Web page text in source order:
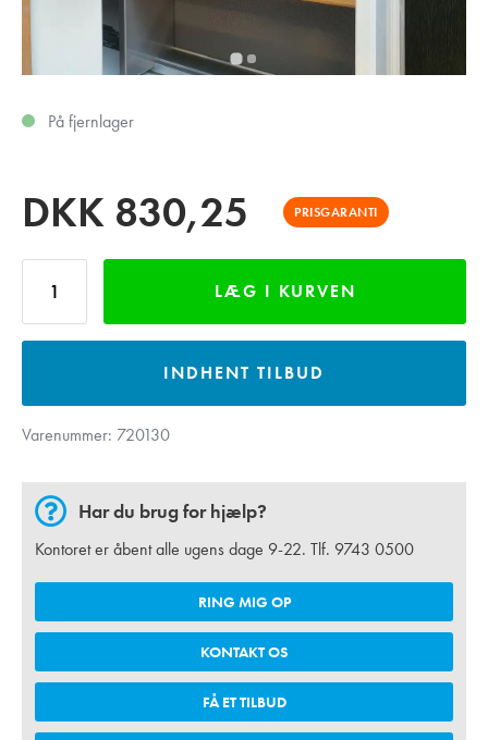
På fjernlager
DKK 830,25 PRISGARANTI
LÆG I KURVEN
INDHENT TILBUD
Varenummer: 720130
Har du brug for hjælp?
Kontoret er åbent alle ugens dage 9-22. Tlf. 9743 0500
RING MIG OP
KONTAKT OS
FÅ ET TILBUD